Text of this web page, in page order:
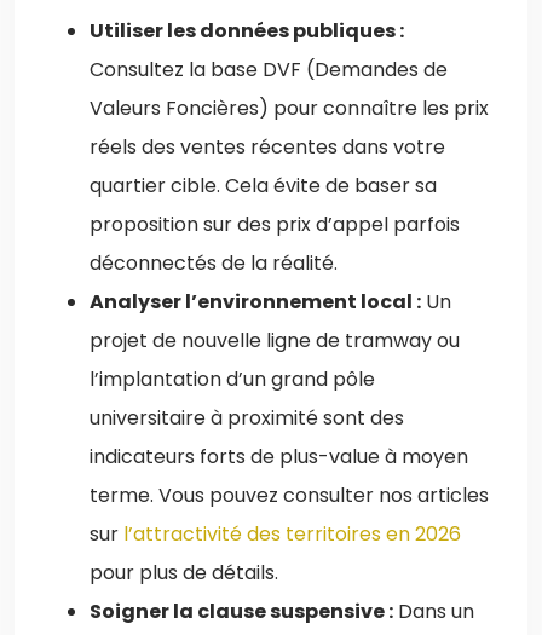
Utiliser les données publiques :
Consultez la base DVF (Demandes de
Valeurs Foncières) pour connaître les prix
réels des ventes récentes dans votre
quartier cible. Cela évite de baser sa
proposition sur des prix d’appel parfois
déconnectés de la réalité.
Analyser l’environnement local : Un
projet de nouvelle ligne de tramway ou
l’implantation d’un grand pôle
universitaire à proximité sont des
indicateurs forts de plus-value à moyen
terme. Vous pouvez consulter nos articles
sur l’attractivité des territoires en 2026
pour plus de détails.
Soigner la clause suspensive : Dans un